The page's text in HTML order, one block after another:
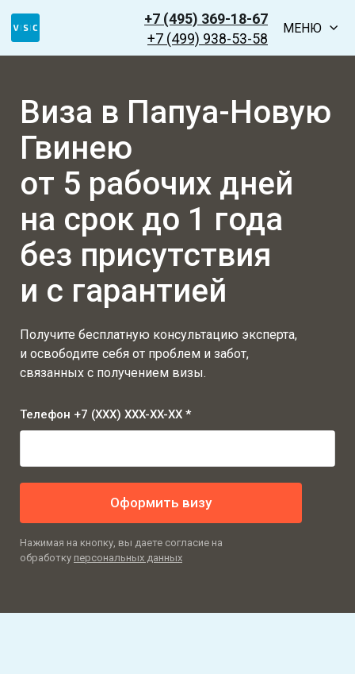
+7 (495) 369-18-67
+7 (499) 938-53-58
МЕНЮ
Виза в Папуа-Новую
Гвинею
от 5 рабочих дней
на срок до 1 года
без присутствия
и с гарантией
Получите бесплатную консультацию эксперта,
и освободите себя от проблем и забот,
связанных с получением визы.
Телефон +7 (XXX) XXX-XX-XX *
Оформить визу
Нажимая на кнопку, вы даете согласие на
обработку персональных данных